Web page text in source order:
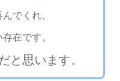
でくれ、
在です。
と思います。